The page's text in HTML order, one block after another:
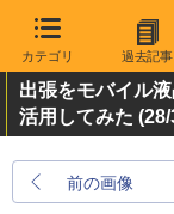
カテゴリ 過去記事
出張をモバイル
活用してみた
前の画像